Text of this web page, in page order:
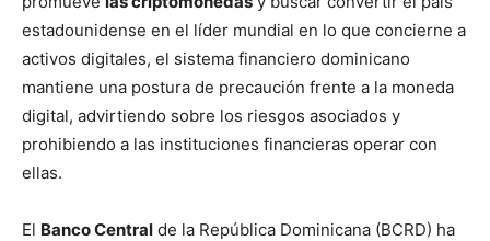
estadounidense en el líder mundial en lo que concierne a
activos digitales, el sistema financiero dominicano
mantiene una postura de precaución frente a la moneda
digital, advirtiendo sobre los riesgos asociados y
prohibiendo a las instituciones financieras operar con
ellas.
El Banco Central de la República Dominicana (BCRD) ha